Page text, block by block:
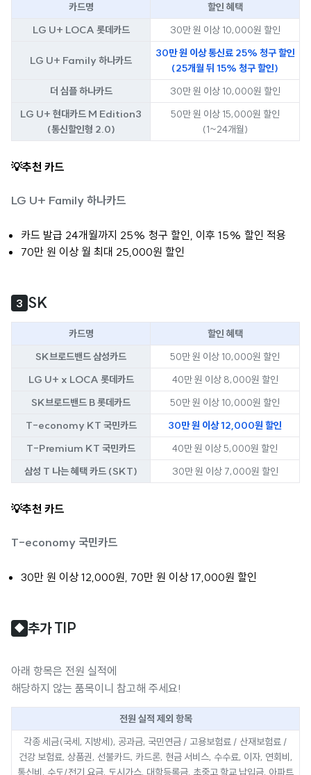
카드명
할인 혜택
LG U+ LOCA 롯데카드
30만 원 이상 10,000원 할인
LG U+ Family 하나카드
30만 원 이상 통신료 25% 청구 할인
(25개월 뒤 15% 청구 할인)
더 심플 하나카드
30만 원 이상 10,000원 할인
LG U+ 현대카드 M Edition3
(통신할인형 2.0)
50만 원 이상 15,000원 할인
(1~24개월)
💡추천 카드
LG U+ Family 하나카드
카드 발급 24개월까지 25% 청구 할인, 이후 15% 할인 적용
70만 원 이상 월 최대 25,000원 할인
3 SK
카드명
할인 혜택
SK브로드밴드 삼성카드
50만 원 이상 10,000원 할인
LG U+ x LOCA 롯데카드
40만 원 이상 8,000원 할인
SK브로드밴드 B 롯데카드
50만 원 이상 10,000원 할인
T-economy KT 국민카드
30만 원 이상 12,000원 할인
T-Premium KT 국민카드
40만 원 이상 5,000원 할인
삼성 T 나는 혜택 카드 (SKT)
30만 원 이상 7,000원 할인
💡추천 카드
T-economy 국민카드
30만 원 이상 12,000원, 70만 원 이상 17,000원 할인
◆ 추가 TIP
아래 항목은 전원 실적에
해당하지 않는 품목이니 참고해 주세요!
전원 실적 제외 항목
각종 세금(국세, 지방세), 공과금, 국민연금 / 고용보험료 / 산재보험료 /
건강 보험료, 상품권, 선불카드, 카드론, 현금 서비스, 수수료, 이자, 연회비,
통신비, 수도/전기 요금, 도시가스, 대학등록금, 초중고 학교 납입금, 아파트